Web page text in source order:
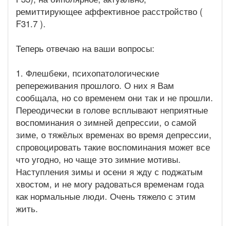
ремиттирующее аффективное расстройство (
F31.7 ).
Теперь отвечаю на ваши вопросы:
1. Флешбеки, психопатологические
репереживания прошлого. О них я Вам
сообщала, но со временем они так и не прошли.
Переодически в голове всплывают неприятные
воспоминания о зимней депрессии, о самой
зиме, о тяжёлых временах во время депрессии,
спровоцировать такие воспоминания может все
что угодно, но чаще это зимние мотивы.
Наступления зимы и осени я жду с поджатым
хвостом, и не могу радоваться временам года
как нормальные люди. Очень тяжело с этим
жить.